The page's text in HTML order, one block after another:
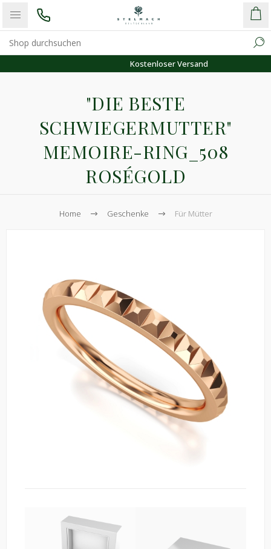
Kostenloser Versand
"DIE BESTE
SCHWIEGERMUTTER"
MEMOIRE-RING_508
ROSÉGOLD
Home Geschenke Für Mütter